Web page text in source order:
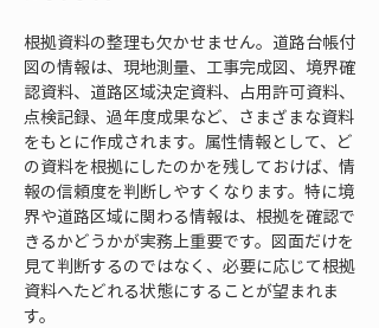
根拠資料の整理も欠かせません。道路台帳付
図の情報は、現地測量、工事完成図、境界確
認資料、道路区域決定資料、占用許可資料、
点検記録、過年度成果など、さまざまな資料
をもとに作成されます。属性情報として、ど
の資料を根拠にしたのかを残しておけば、情
報の信頼度を判断しやすくなります。特に境
界や道路区域に関わる情報は、根拠を確認で
きるかどうかが実務上重要です。図面だけを
見て判断するのではなく、必要に応じて根拠
資料へたどれる状態にすることが望まれま
す。